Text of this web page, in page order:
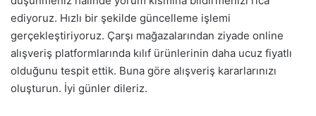
ediyoruz. Hızlı bir şekilde güncelleme işlemi
gerçekleştiriyoruz. Çarşı mağazalarından ziyade online
alışveriş platformlarında kılıf ürünlerinin daha ucuz fiyatlı
olduğunu tespit ettik. Buna göre alışveriş kararlarınızı
oluşturun. İyi günler dileriz.